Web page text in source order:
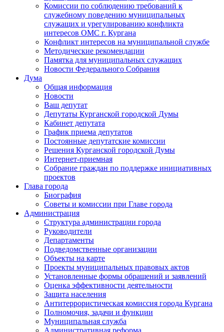
Комиссии по соблюдению требований к
служебному поведению муниципальных
служащих и урегулированию конфликта
интересов ОМС г. Кургана
Конфликт интересов на муниципальной службе
Методические рекомендации
Памятка для муниципальных служащих
Новости Федерального Cобрания
Дума
Общая информация
Новости
Ваш депутат
Депутаты Курганской городской Думы
Кабинет депутата
График приема депутатов
Постоянные депутатские комиссии
Решения Курганской городской Думы
Интернет-приемная
Собрание граждан по поддержке инициативных
проектов
Глава города
Биография
Советы и комиссии при Главе города
Администрация
Структура администрации города
Руководители
Департаменты
Подведомственные организации
Объекты на карте
Проекты муниципальных правовых актов
Установленные формы обращений и заявлений
Оценка эффективности деятельности
Защита населения
Антитеррористическая комиссия города Кургана
Полномочия, задачи и функции
Муниципальная служба
Административная реформа